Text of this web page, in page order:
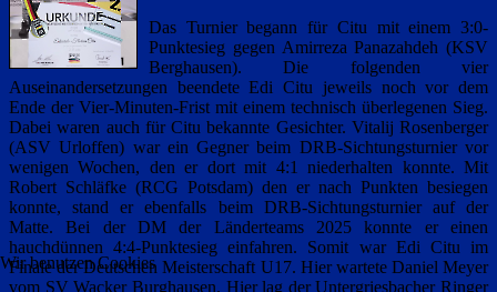
Das Turnier begann für Citu mit einem 3:0-
Punktesieg gegen Amirreza Panazahdeh (KSV
Berghausen). Die folgenden vier
Auseinandersetzungen beendete Edi Citu jeweils noch vor dem
Ende der Vier-Minuten-Frist mit einem technisch überlegenen Sieg.
Dabei waren auch für Citu bekannte Gesichter. Vitalij Rosenberger
(ASV Urloffen) war ein Gegner beim DRB-Sichtungsturnier vor
wenigen Wochen, den er dort mit 4:1 niederhalten konnte. Mit
Robert Schläfke (RCG Potsdam) den er nach Punkten besiegen
konnte, stand er ebenfalls beim DRB-Sichtungsturnier auf der
Matte. Bei der DM der Länderteams 2025 konnte er einen
hauchdünnen 4:4-Punktesieg einfahren. Somit war Edi Citu im
Finale der Deutschen Meisterschaft U17. Hier wartete Daniel Meyer
vom SV Wacker Burghausen. Hier lag der Untergriesbacher Ringer
Wir benutzen Cookies